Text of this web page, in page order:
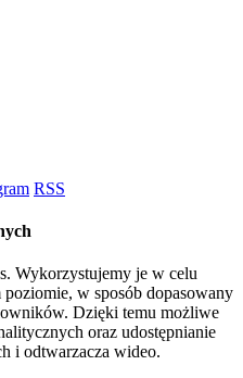
RSS
Wykorzystujemy je w celu
w sposób dopasowany
Dzięki temu możliwe
oraz udostępnianie
i odtwarzacza wideo.